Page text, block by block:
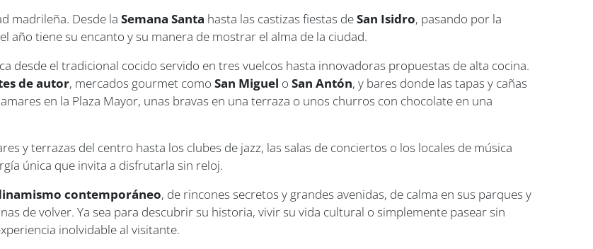
madrileña. Desde laSemana Santa hasta las castizas fiestas deSan Isidro, pasando por la
año tiene su encanto y su manera de mostrar el alma de la ciudad.
desde el tradicional cocido servido en tres vuelcos hasta innovadoras propuestas de alta cocina.
de autor, mercados gourmet comoSan Miguel oSan Antón, y bares donde las tapas y cañas
en la Plaza Mayor, unas bravas en una terraza o unos churros con chocolate en una
y terrazas del centro hasta los clubes de jazz, las salas de conciertos o los locales de música
única que invita a disfrutarla sin reloj.
contemporáneo, de rincones secretos y grandes avenidas, de calma en sus parques y
de volver. Ya sea para descubrir su historia, vivir su vida cultural o simplemente pasear sin
inolvidable al visitante.